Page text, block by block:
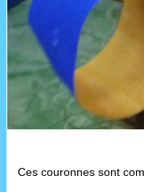
Ces couronnes sont